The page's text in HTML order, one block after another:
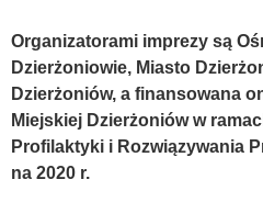
Organizatorami imprezy są
Dzierżoniowie, Miasto
Dzierżoniów, a finansowana
Miejskiej Dzierżoniów w
Profilaktyki i Rozwiązywania
na 2020 r.